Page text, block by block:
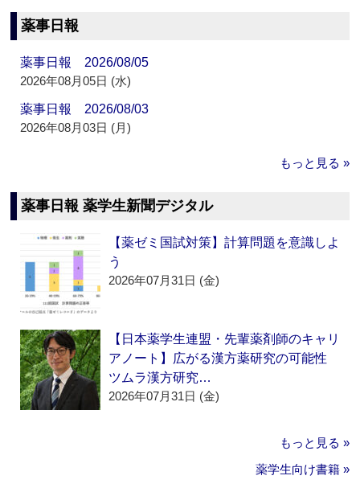
薬事日報
薬事日報 2026/08/05
2026年08月05日 (水)
薬事日報 2026/08/03
2026年08月03日 (月)
もっと見る »
薬事日報 薬学生新聞デジタル
【薬ゼミ国試対策】計算問題を意識しよ
う
2026年07月31日 (金)
【日本薬学生連盟・先輩薬剤師のキャリ
アノート】広がる漢方薬研究の可能性
ツムラ漢方研究…
2026年07月31日 (金)
もっと見る »
薬学生向け書籍 »